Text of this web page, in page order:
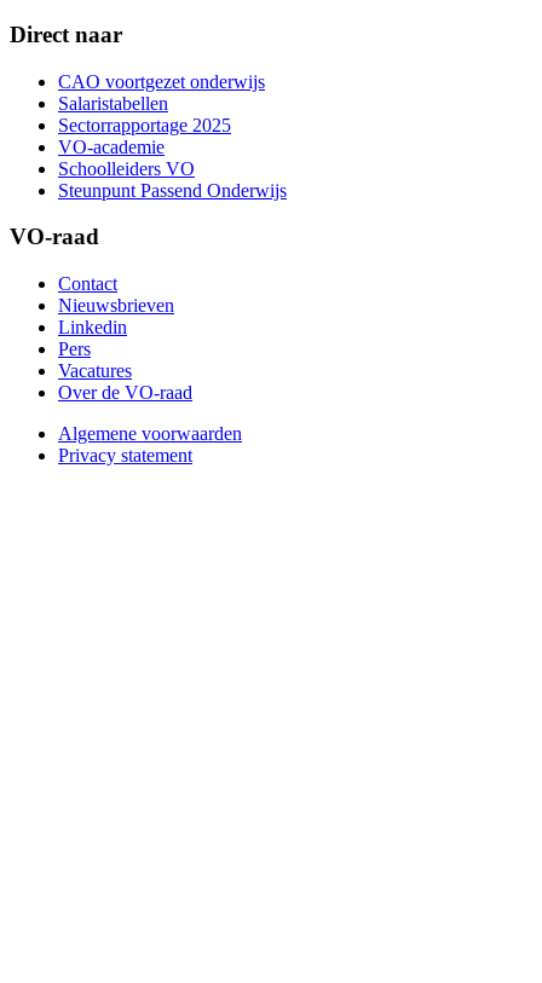
Direct naar
CAO voortgezet onderwijs
Salaristabellen
Sectorrapportage 2025
VO-academie
Schoolleiders VO
Steunpunt Passend Onderwijs
VO-raad
Contact
Nieuwsbrieven
Linkedin
Pers
Vacatures
Over de VO-raad
Algemene voorwaarden
Privacy statement